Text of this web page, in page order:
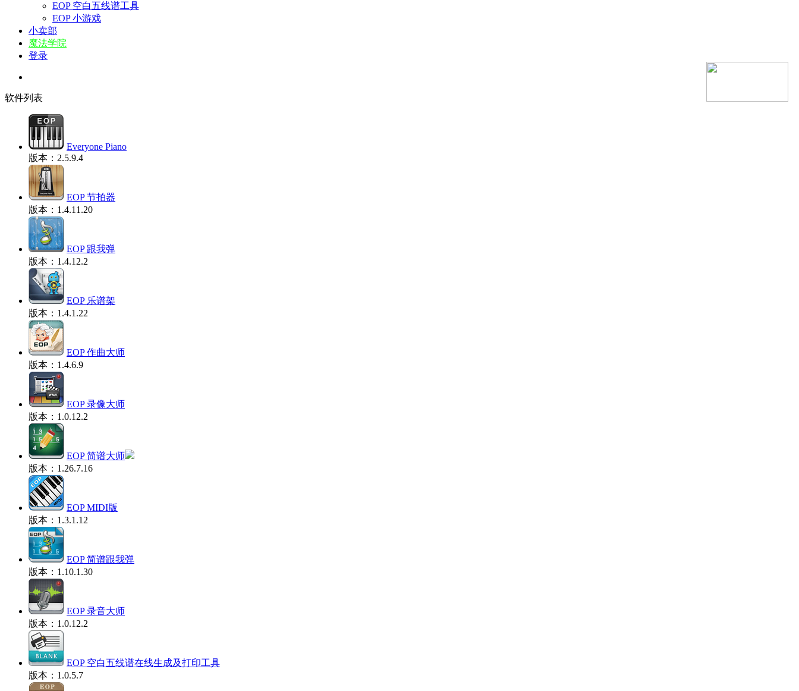
EOP 空白五线谱工具
EOP 小游戏
小卖部
魔法学院
登录
软件列表
Everyone Piano
版本：2.5.9.4
EOP 节拍器
版本：1.4.11.20
EOP 跟我弹
版本：1.4.12.2
EOP 乐谱架
版本：1.4.1.22
EOP 作曲大师
版本：1.4.6.9
EOP 录像大师
版本：1.0.12.2
EOP 简谱大师
版本：1.26.7.16
EOP MIDI版
版本：1.3.1.12
EOP 简谱跟我弹
版本：1.10.1.30
EOP 录音大师
版本：1.0.12.2
EOP 空白五线谱在线生成及打印工具
版本：1.0.5.7